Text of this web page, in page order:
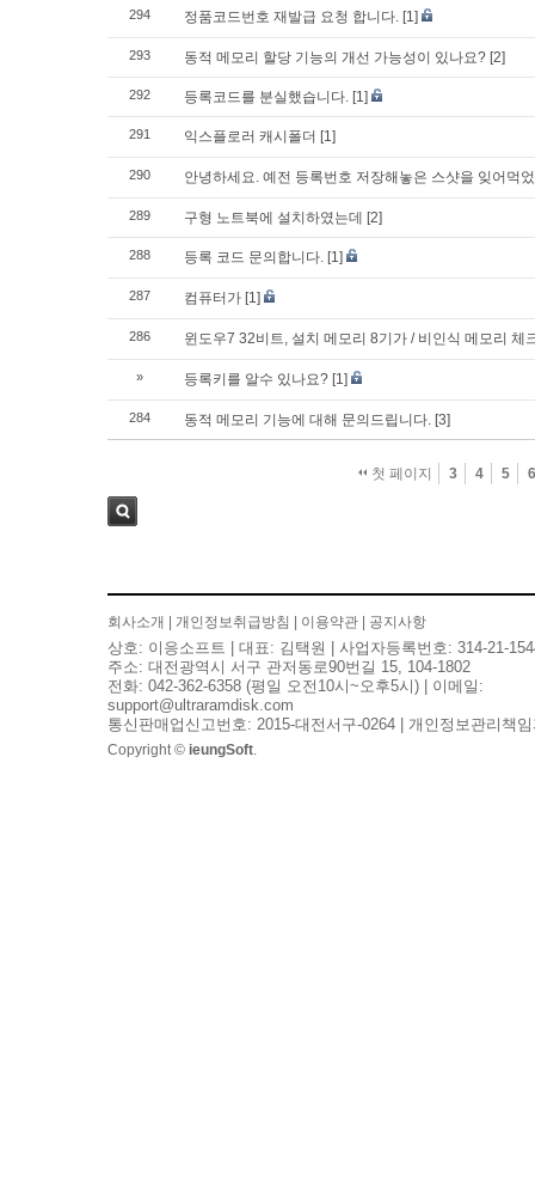
294 정품코드번호 재발급 요청 합니다. [1]
293 동적 메모리 할당 기능의 개선 가능성이 있나요? [2]
292 등록코드를 분실했습니다. [1]
291 익스플로러 캐시폴더 [1]
290 안녕하세요. 예전 등록번호 저장해놓은 스샷을 잊어먹
289 구형 노트북에 설치하였는데 [2]
288 등록 코드 문의합니다. [1]
287 컴퓨터가 [1]
286 윈도우7 32비트, 설치 메모리 8기가 / 비인식 메모리 체
» 등록키를 알수 있나요? [1]
284 동적 메모리 기능에 대해 문의드립니다. [3]
첫 페이지 3 4 5 6
회사소개 개인정보취급방침 이용약관 공지사항
상호: 이응소프트 | 대표: 김택원 | 사업자등록번호: 314-21-
주소: 대전광역시 서구 관저동로90번길 15, 104-1802
전화: 042-362-6358 (평일 오전10시~오후5시) | 이메일:
support@ultraramdisk.com
통신판매업신고번호: 2015-대전서구-0264 | 개인정보관리책
Copyright © ieungSoft.